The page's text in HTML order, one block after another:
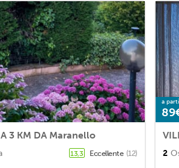
3 KM DA Maranello
13,3 Eccellente (12)
a
2